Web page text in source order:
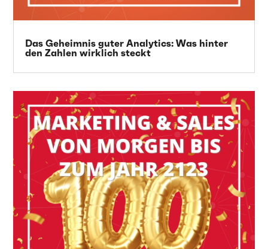
Das Geheimnis guter Analytics: Was hinter
den Zahlen wirklich steckt